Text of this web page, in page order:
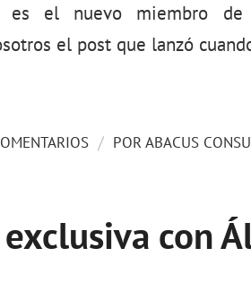
es el nuevo miembro
el post que lanzó
/ PORABACUS
con